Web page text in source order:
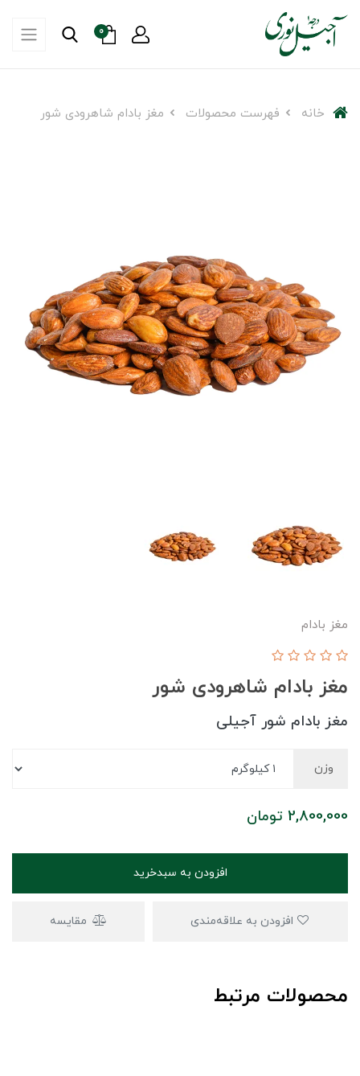
0
خانه فهرست محصولات مغز بادام شاهرودی شور
مغز بادام
مغز بادام شاهرودی شور
مغز بادام شور آجیلی
وزن
2,800,000 تومان
افزودن به سبدخرید
مقایسه
محصولات مرتبط